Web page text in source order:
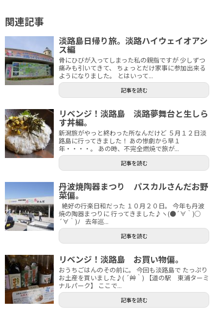
関連記事
淡路島日帰り旅。淡路ハイウェイオアシ
ス編
骨にひびが入ってしまった私の親指ですが 少しずつ
痛みも引いてきて、 ちょっとだけ家事に参加出来る
ようになりました。 とはいって...
記事を読む
リベンジ！淡路島 淡路夢舞台と生しら
す丼編。
新潟旅がやっと終わった所なんだけど ５月１２日淡
路島に行ってきました！ あの惨劇から早１
年・・・・。 あの時、不完全燃焼で旅が...
記事を読む
丹波焼陶器まつり パスカルさんだお野
菜偏。
絶好の行楽日和だった １０月２０日。 今年も丹波
焼の陶器まつりに 行ってきました♪ヽ(●´∀｀)○
´∀｀)ﾉ 去年巡...
記事を読む
リベンジ！淡路島 お買い物偏。
おうちごはんのその前に。 今回も淡路島で たっぷり
お土産を買いました♪( ´艸｀) 【道の駅 東浦ターミ
ナルパーク】 ここで...
記事を読む